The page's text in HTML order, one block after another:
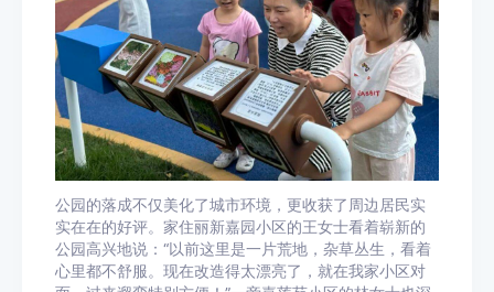
公园的落成不仅美化了城市环境，更收获了周边居民实
实在在的好评。家住丽新嘉园小区的王女士看着崭新的
公园高兴地说：“以前这里是一片荒地，杂草丛生，看着
心里都不舒服。现在改造得太漂亮了，就在我家小区对